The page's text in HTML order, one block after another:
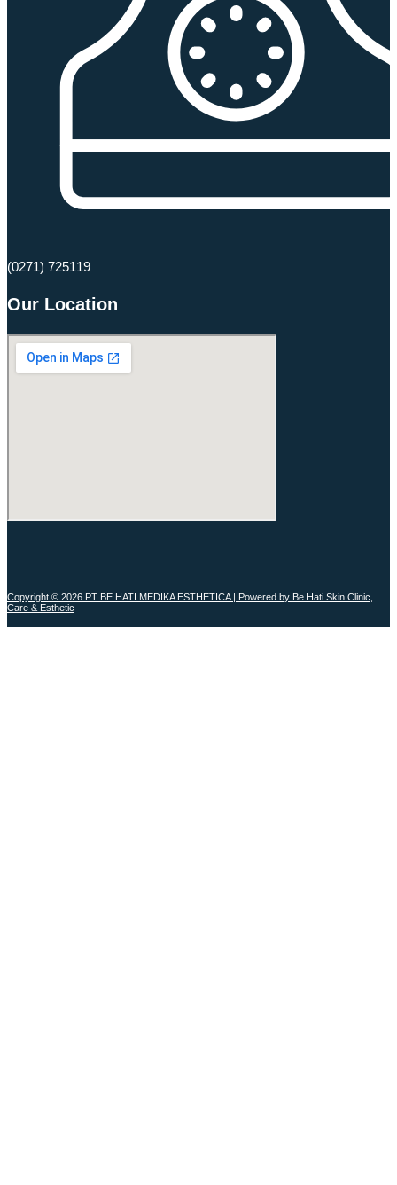
(0271) 725119​
Our Location
Copyright © 2026 PT BE HATI MEDIKA ESTHETICA | Powered by Be Hati Skin Clinic,
Care & Esthetic